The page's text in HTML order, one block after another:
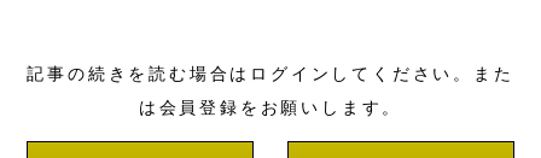
記事の続きを読む場合はログインしてください。また
は会員登録をお願いします。